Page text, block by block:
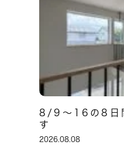
8/9～16の8日
す
2026.08.08